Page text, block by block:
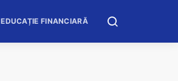
EDUCAȚIE FINANCIARĂ